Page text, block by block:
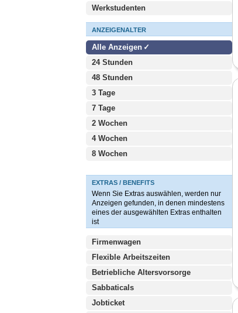
Werkstudenten
ANZEIGENALTER
Alle Anzeigen
24 Stunden
48 Stunden
3 Tage
7 Tage
2 Wochen
4 Wochen
8 Wochen
EXTRAS / BENEFITS
Wenn Sie Extras auswählen, werden nur
Anzeigen gefunden, in denen mindestens
eines der ausgewählten Extras enthalten
ist
Firmenwagen
Flexible Arbeitszeiten
Betriebliche Altersvorsorge
Sabbaticals
Jobticket